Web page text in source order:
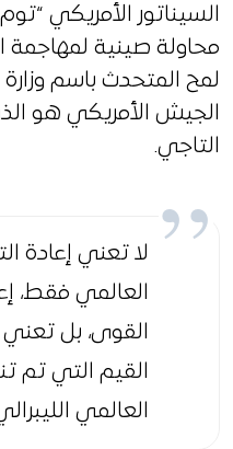
السيناتور الأمريكي
محاولة صينية لمهاجمة
لمح المتحدث باسم وزارة
الجيش الأمريكي هو
التاجي.
لا تعني إعادة
العالمي فقط،
القوى، بل تعني
القيم التي تم
العالمي